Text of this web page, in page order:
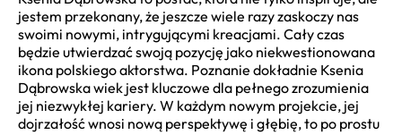
jestem przekonany, że jeszcze wiele razy zaskoczy nas
swoimi nowymi, intrygującymi kreacjami. Cały czas
będzie utwierdzać swoją pozycję jako niekwestionowana
ikona polskiego aktorstwa. Poznanie dokładnie Ksenia
Dąbrowska wiek jest kluczowe dla pełnego zrozumienia
jej niezwykłej kariery. W każdym nowym projekcie, jej
dojrzałość wnosi nową perspektywę i głębię, to po prostu